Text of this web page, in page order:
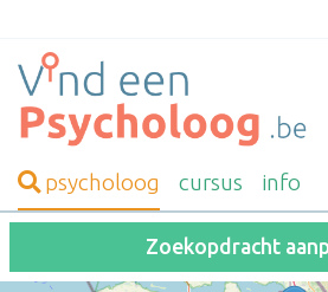
psycholoog cursus info
Zoekopdracht